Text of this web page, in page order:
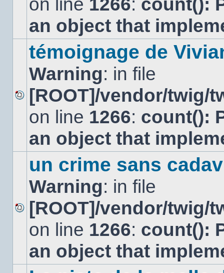
non
an object that
Aucun
message
non
témoignage de
Warning: in file
[ROOT]/vendor/twig/
on line 1266: count():
an object that
Aucun
message
non
un crime sans
Warning: in file
[ROOT]/vendor/twig/
on line 1266: count():
an object that